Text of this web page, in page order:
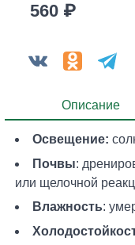
560 ₽
Описание
Освещение:
Почвы:
или щелочной
Влажность: